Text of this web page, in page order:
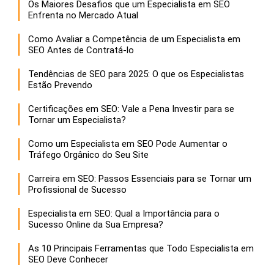
Os Maiores Desafios que um Especialista em SEO
Enfrenta no Mercado Atual
Como Avaliar a Competência de um Especialista em
SEO Antes de Contratá-lo
Tendências de SEO para 2025: O que os Especialistas
Estão Prevendo
Certificações em SEO: Vale a Pena Investir para se
Tornar um Especialista?
Como um Especialista em SEO Pode Aumentar o
Tráfego Orgânico do Seu Site
Carreira em SEO: Passos Essenciais para se Tornar um
Profissional de Sucesso
Especialista em SEO: Qual a Importância para o
Sucesso Online da Sua Empresa?
As 10 Principais Ferramentas que Todo Especialista em
SEO Deve Conhecer